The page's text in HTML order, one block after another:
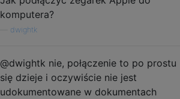
komputera?
dwightk
@dwightk nie, połączenie to po prostu
się dzieje i oczywiście nie jest
udokumentowane w dokumentach